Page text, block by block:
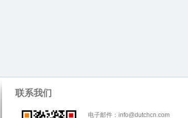
联系我们
电子邮件：info@dutchcn.com